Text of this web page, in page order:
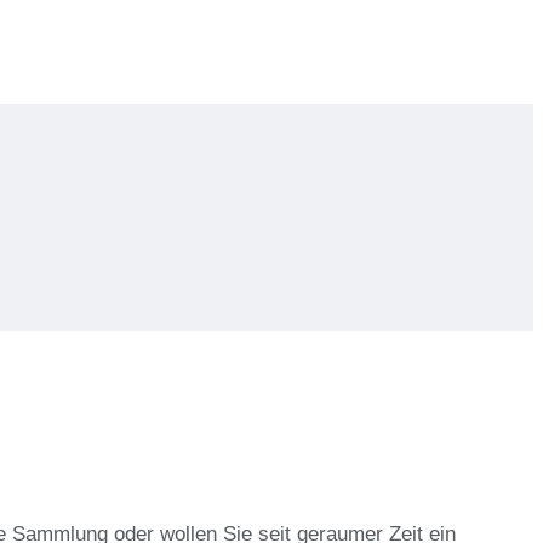
oder wollen Sie seit geraumer Zeit ein